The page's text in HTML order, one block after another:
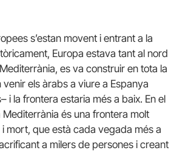
s’estan movent i entrant a la
Europa estava tant al nord
es va construir en tota la
els àrabs a viure a Espanya
i la frontera estaria més a baix. En el
Mediterrània és una frontera molt
mort, que està cada vegada més a
a milers de persones i creant